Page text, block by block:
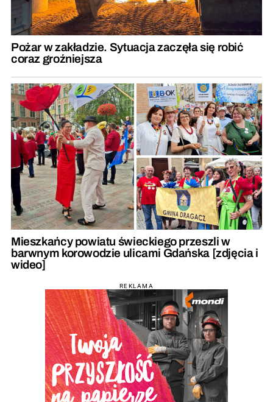
Pożar w zakładzie. Sytuacja zaczęła się robić
coraz groźniejsza
Mieszkańcy powiatu świeckiego przeszli w
barwnym korowodzie ulicami Gdańska [zdjęcia i
wideo]
REKLAMA